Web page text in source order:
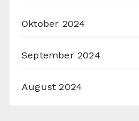
Oktober 2024
September 2024
August 2024